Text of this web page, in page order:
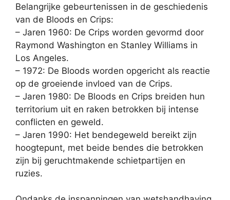
Belangrijke gebeurtenissen in de geschiedenis
van de Bloods en Crips:
– Jaren 1960: De Crips worden gevormd door
Raymond Washington en Stanley Williams in
Los Angeles.
– 1972: De Bloods worden opgericht als reactie
op de groeiende invloed van de Crips.
– Jaren 1980: De Bloods en Crips breiden hun
territorium uit en raken betrokken bij intense
conflicten en geweld.
– Jaren 1990: Het bendegeweld bereikt zijn
hoogtepunt, met beide bendes die betrokken
zijn bij geruchtmakende schietpartijen en
ruzies.